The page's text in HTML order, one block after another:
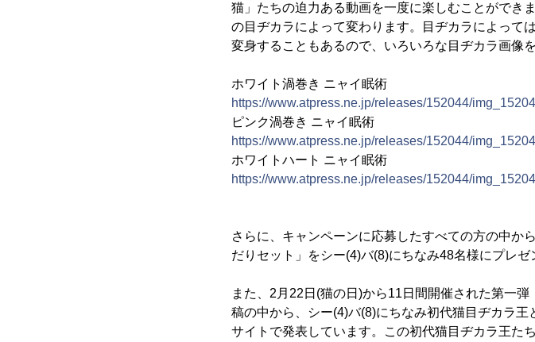
猫」たちの迫力ある動画を一度に楽しむことができ
の目ヂカラによって変わります。目ヂカラによって
変身することもあるので、いろいろな目ヂカラ画像
ホワイト渦巻き ニャイ眠術
https://www.atpress.ne.jp/releases/152044/
ピンク渦巻き ニャイ眠術
https://www.atpress.ne.jp/releases/152044/
ホワイトハート ニャイ眠術
https://www.atpress.ne.jp/releases/152044/
さらに、キャンペーンに応募したすべての方の中か
だりセット」をシー(4)バ(8)にちなみ48名様にプレゼ
また、2月22日(猫の日)から11日間開催された第一
稿の中から、シー(4)バ(8)にちなみ初代猫目ヂカラ
サイトで発表しています。この初代猫目ヂカラ王た